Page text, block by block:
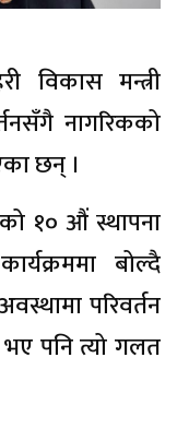
विकास मन्त्री
नागरिकको
छन् ।
१० औं स्थापना
बोल्दै
परिवर्तन
पनि त्यो गलत